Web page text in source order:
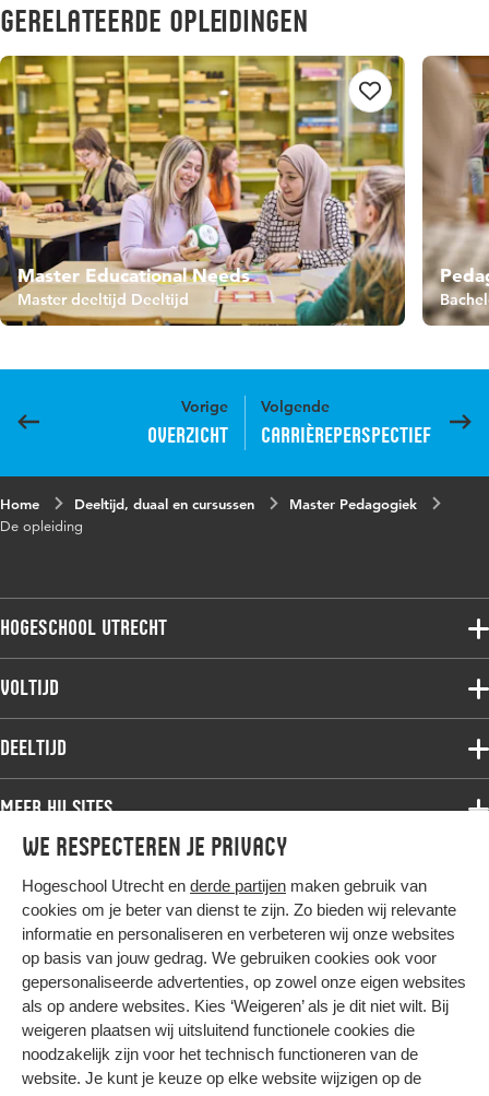
We respecteren je privacy
Hogeschool Utrecht en derde partijen maken gebruik van
cookies om je beter van dienst te zijn. Zo bieden wij relevante
informatie en personaliseren en verbeteren wij onze websites
op basis van jouw gedrag. We gebruiken cookies ook voor
gepersonaliseerde advertenties, op zowel onze eigen websites
als op andere websites. Kies ‘Weigeren’ als je dit niet wilt. Bij
weigeren plaatsen wij uitsluitend functionele cookies die
noodzakelijk zijn voor het technisch functioneren van de
website. Je kunt je keuze op elke website wijzigen op de
Gerelateerde opleidingen
Master Educational Needs
Master deeltijd Deeltijd
Vorige
Overzicht
Volgende
Carrièreperspectief
Home Deeltijd, duaal en cursussen
Master Pedagogiek
De opleiding
Hogeschool Utrecht
Voltijdopleidingen
Deeltijdopleidingen
Onderzoek
Werken bij de HU
Contact
Voltijd
Associate degree
Bachelor
Master
Studiekeuze voltijd
Deeltijd
Associate degree
Bachelor
Master
Post-master
Studiekeuze deeltijd
Meer HU sites
HU International
HU Bibliotheek
HU Ontwikkelt
Duurzame HU
Intranet
Trajectum
Hier komt alles samen
Colofon
Privacy
Cookies